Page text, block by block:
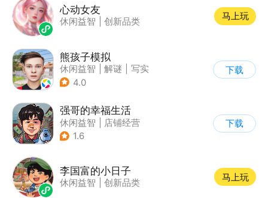
心动女友
休闲益智 创新品类
马上玩
熊孩子模拟
休闲益智 解谜
写实
4.0
下载
强哥的幸福生活
休闲益智
店铺经营
| 卡通
1.6
下载
李国富的小日子
休闲益智 创新品类
马上玩